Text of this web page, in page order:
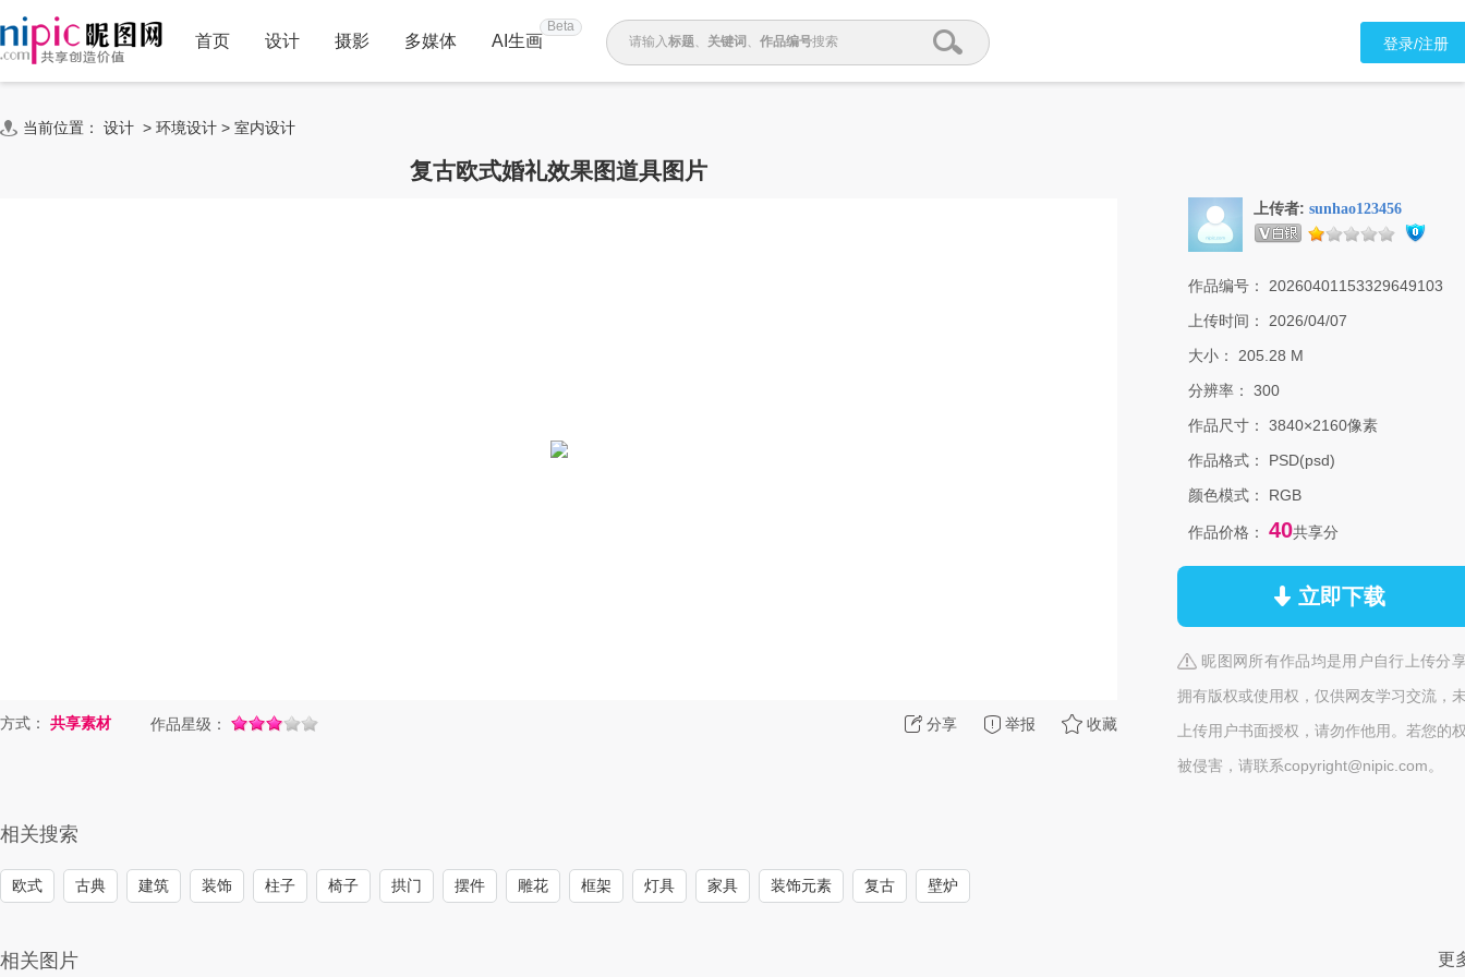
首页 设计 摄影 多媒体 AI生画
Beta
请输入标题、 关键词 、 作品编号搜索 登录/注册
当前位置： 设计 > 环境设计 > 室内设计
复古欧式婚礼效果图道具图片
分享 举报 收藏
方式： 共享素材 作品星级：
上传者: sunhao123456
作品编号：
20260401153329649103
上传时间：
2026/04/07
大小：
205.28 M
分辨率：
300
作品尺寸：
3840×2160像素
作品格式：
PSD(psd)
颜色模式：
RGB
作品价格： 40共享分
立即下载
昵图网所有作品均是用户自行上传分
拥有版权或使用权，仅供网友学习交流，
上传用户书面授权，请勿作他用。若您的
被侵害，请联系copyright@nipic.com。
相关搜索
欧式 古典 建筑 装饰 柱子 椅子 拱门 摆件 雕花 框架 灯具 家具 装饰元素 复古 壁炉
相关图片 更